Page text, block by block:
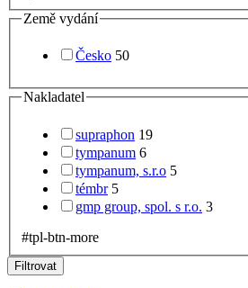
Země vydání
Česko 50
Nakladatel
supraphon 19
tympanum 6
tympanum, s.r.o 5
témbr 5
gmp group, spol. s r.o. 3
#tpl-btn-more
Filtrovat